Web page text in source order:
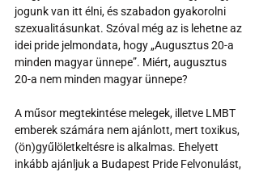
jogunk van itt élni, és szabadon gyakorolni
szexualitásunkat. Szóval még az is lehetne az
idei pride jelmondata, hogy „Augusztus 20-a
minden magyar ünnepe”. Miért, augusztus
20-a nem minden magyar ünnepe?
A műsor megtekintése melegek, illetve LMBT
emberek számára nem ajánlott, mert toxikus,
(ön)gyűlöletkeltésre is alkalmas. Ehelyett
inkább ajánljuk a Budapest Pride Felvonulást,